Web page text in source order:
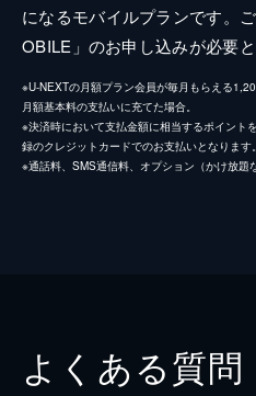
になるモバイルプランです。
OBILE」のお申し込みが必要と
※U-NEXTの月額プラン会員が毎月もらえる
月額基本料の支払いに充てた場合。
※決済時において支払金額に相当するポイント
録のクレジットカードでのお支払いとなります。
※通話料、SMS通信料、オプション（かけ放題
よくある質問